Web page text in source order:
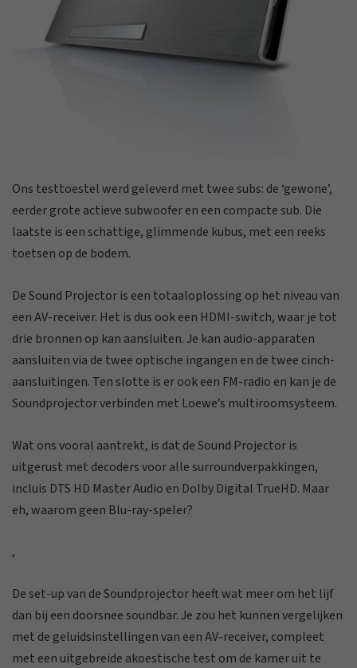
Ons testtoestel werd geleverd met twee subs: de ‘gewone’,
eerder grote actieve subwoofer en een compacte sub. Die
laatste is een schattige, glimmende kubus, met een reeks
toetsen op de bodem.
De Sound Projector is een totaaloplossing op het niveau van
een AV-receiver. Het is dus ook een HDMI-switch, waar je tot
drie bronnen op kan aansluiten. Je kan audio-apparaten
aansluiten via de twee optische ingangen en de twee cinch-
aansluitingen. Ten slotte is er ook een FM-radio en kan je de
Soundprojector verbinden met Loewe’s multiroomsysteem.
Wat ons vooral aantrekt, is dat de Sound Projector is
uitgerust met decoders voor alle surroundverpakkingen,
incluis DTS HD Master Audio en Dolby Digital TrueHD. Maar
eh, waarom geen Blu-ray-speler?
,
De set-up van de Soundprojector heeft wat meerom het lijf
dan bij een doorsnee soundbar. Je zou het kunnen vergelijken
met de geluidsinstellingen van een AV-receiver, compleet
met een uitgebreide akoestische test om de kamer uit te